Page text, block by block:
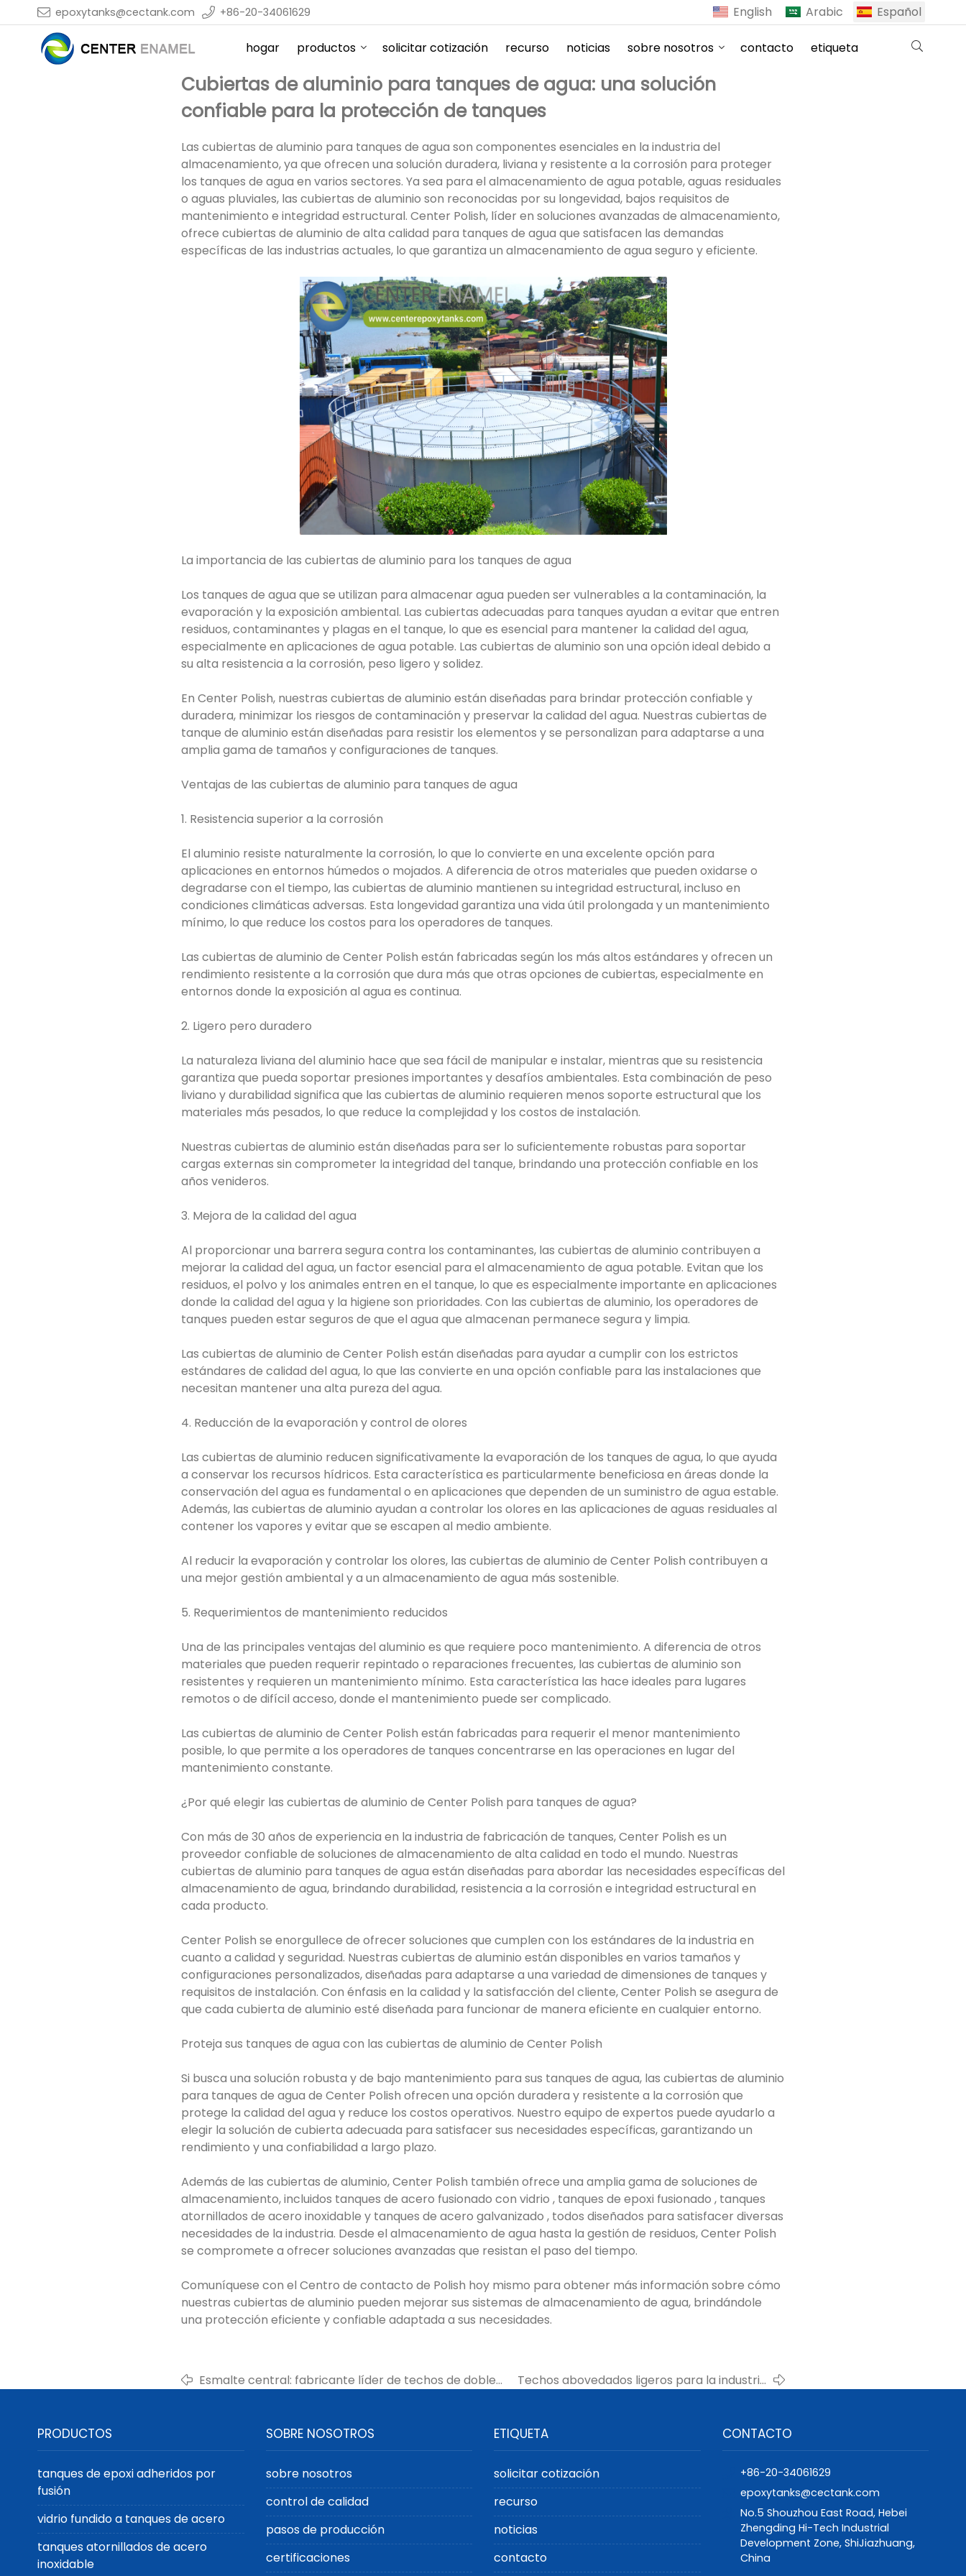
epoxytanks@cectank.com +86-20-34061629 English Arabic Español
hogar productos solicitar cotización recurso noticias sobre nosotros contacto etiqueta
Cubiertas de aluminio para tanques de agua: una solución
confiable para la protección de tanques
Las cubiertas de aluminio para tanques de agua son componentes esenciales en la industria del
almacenamiento, ya que ofrecen una solución duradera, liviana y resistente a la corrosión para proteger
los tanques de agua en varios sectores. Ya sea para el almacenamiento de agua potable, aguas residuales
o aguas pluviales, las cubiertas de aluminio son reconocidas por su longevidad, bajos requisitos de
mantenimiento e integridad estructural. Center Polish, líder en soluciones avanzadas de almacenamiento,
ofrece cubiertas de aluminio de alta calidad para tanques de agua que satisfacen las demandas
específicas de las industrias actuales, lo que garantiza un almacenamiento de agua seguro y eficiente.
La importancia de las cubiertas de aluminio para los tanques de agua
Los tanques de agua que se utilizan para almacenar agua pueden ser vulnerables a la contaminación, la
evaporación y la exposición ambiental. Las cubiertas adecuadas para tanques ayudan a evitar que entren
residuos, contaminantes y plagas en el tanque, lo que es esencial para mantener la calidad del agua,
especialmente en aplicaciones de agua potable. Las cubiertas de aluminio son una opción ideal debido a
su alta resistencia a la corrosión, peso ligero y solidez.
En Center Polish, nuestras cubiertas de aluminio están diseñadas para brindar protección confiable y
duradera, minimizar los riesgos de contaminación y preservar la calidad del agua. Nuestras cubiertas de
tanque de aluminio están diseñadas para resistir los elementos y se personalizan para adaptarse a una
amplia gama de tamaños y configuraciones de tanques.
Ventajas de las cubiertas de aluminio para tanques de agua
1. Resistencia superior a la corrosión
El aluminio resiste naturalmente la corrosión, lo que lo convierte en una excelente opción para
aplicaciones en entornos húmedos o mojados. A diferencia de otros materiales que pueden oxidarse o
degradarse con el tiempo, las cubiertas de aluminio mantienen su integridad estructural, incluso en
condiciones climáticas adversas. Esta longevidad garantiza una vida útil prolongada y un mantenimiento
mínimo, lo que reduce los costos para los operadores de tanques.
Las cubiertas de aluminio de Center Polish están fabricadas según los más altos estándares y ofrecen un
rendimiento resistente a la corrosión que dura más que otras opciones de cubiertas, especialmente en
entornos donde la exposición al agua es continua.
2. Ligero pero duradero
La naturaleza liviana del aluminio hace que sea fácil de manipular e instalar, mientras que su resistencia
garantiza que pueda soportar presiones importantes y desafíos ambientales. Esta combinación de peso
liviano y durabilidad significa que las cubiertas de aluminio requieren menos soporte estructural que los
materiales más pesados, lo que reduce la complejidad y los costos de instalación.
Nuestras cubiertas de aluminio están diseñadas para ser lo suficientemente robustas para soportar
cargas externas sin comprometer la integridad del tanque, brindando una protección confiable en los
años venideros.
3. Mejora de la calidad del agua
Al proporcionar una barrera segura contra los contaminantes, las cubiertas de aluminio contribuyen a
mejorar la calidad del agua, un factor esencial para el almacenamiento de agua potable. Evitan que los
residuos, el polvo y los animales entren en el tanque, lo que es especialmente importante en aplicaciones
donde la calidad del agua y la higiene son prioridades. Con las cubiertas de aluminio, los operadores de
tanques pueden estar seguros de que el agua que almacenan permanece segura y limpia.
Las cubiertas de aluminio de Center Polish están diseñadas para ayudar a cumplir con los estrictos
estándares de calidad del agua, lo que las convierte en una opción confiable para las instalaciones que
necesitan mantener una alta pureza del agua.
4. Reducción de la evaporación y control de olores
Las cubiertas de aluminio reducen significativamente la evaporación de los tanques de agua, lo que ayuda
a conservar los recursos hídricos. Esta característica es particularmente beneficiosa en áreas donde la
conservación del agua es fundamental o en aplicaciones que dependen de un suministro de agua estable.
Además, las cubiertas de aluminio ayudan a controlar los olores en las aplicaciones de aguas residuales al
contener los vapores y evitar que se escapen al medio ambiente.
Al reducir la evaporación y controlar los olores, las cubiertas de aluminio de Center Polish contribuyen a
una mejor gestión ambiental y a un almacenamiento de agua más sostenible.
5. Requerimientos de mantenimiento reducidos
Una de las principales ventajas del aluminio es que requiere poco mantenimiento. A diferencia de otros
materiales que pueden requerir repintado o reparaciones frecuentes, las cubiertas de aluminio son
resistentes y requieren un mantenimiento mínimo. Esta característica las hace ideales para lugares
remotos o de difícil acceso, donde el mantenimiento puede ser complicado.
Las cubiertas de aluminio de Center Polish están fabricadas para requerir el menor mantenimiento
posible, lo que permite a los operadores de tanques concentrarse en las operaciones en lugar del
mantenimiento constante.
¿Por qué elegir las cubiertas de aluminio de Center Polish para tanques de agua?
Con más de 30 años de experiencia en la industria de fabricación de tanques, Center Polish es un
proveedor confiable de soluciones de almacenamiento de alta calidad en todo el mundo. Nuestras
cubiertas de aluminio para tanques de agua están diseñadas para abordar las necesidades específicas del
almacenamiento de agua, brindando durabilidad, resistencia a la corrosión e integridad estructural en
cada producto.
Center Polish se enorgullece de ofrecer soluciones que cumplen con los estándares de la industria en
cuanto a calidad y seguridad. Nuestras cubiertas de aluminio están disponibles en varios tamaños y
configuraciones personalizados, diseñadas para adaptarse a una variedad de dimensiones de tanques y
requisitos de instalación. Con énfasis en la calidad y la satisfacción del cliente, Center Polish se asegura de
que cada cubierta de aluminio esté diseñada para funcionar de manera eficiente en cualquier entorno.
Proteja sus tanques de agua con las cubiertas de aluminio de Center Polish
Si busca una solución robusta y de bajo mantenimiento para sus tanques de agua, las cubiertas de aluminio
para tanques de agua de Center Polish ofrecen una opción duradera y resistente a la corrosión que
protege la calidad del agua y reduce los costos operativos. Nuestro equipo de expertos puede ayudarlo a
elegir la solución de cubierta adecuada para satisfacer sus necesidades específicas, garantizando un
rendimiento y una confiabilidad a largo plazo.
Además de las cubiertas de aluminio, Center Polish también ofrece una amplia gama de soluciones de
almacenamiento, incluidos tanques de acero fusionado con vidrio , tanques de epoxi fusionado , tanques
atornillados de acero inoxidable y tanques de acero galvanizado , todos diseñados para satisfacer diversas
necesidades de la industria. Desde el almacenamiento de agua hasta la gestión de residuos, Center Polish
se compromete a ofrecer soluciones avanzadas que resistan el paso del tiempo.
Comuníquese con el Centro de contacto de Polish hoy mismo para obtener más información sobre cómo
nuestras cubiertas de aluminio pueden mejorar sus sistemas de almacenamiento de agua, brindándole
una protección eficiente y confiable adaptada a sus necesidades.
Esmalte central: fabricante líder de techos de doble
Techos abovedados ligeros para la industria
PRODUCTOS
tanques de epoxi adheridos por
fusión
vidrio fundido a tanques de acero
tanques atornillados de acero
inoxidable
SOBRE NOSOTROS
sobre nosotros
control de calidad
pasos de producción
certificaciones
ETIQUETA
solicitar cotización
recurso
noticias
contacto
CONTACTO
+86-20-34061629
epoxytanks@cectank.com
No.5 Shouzhou East Road, Hebei
Zhengding Hi-Tech Industrial
Development Zone, ShiJiazhuang,
China